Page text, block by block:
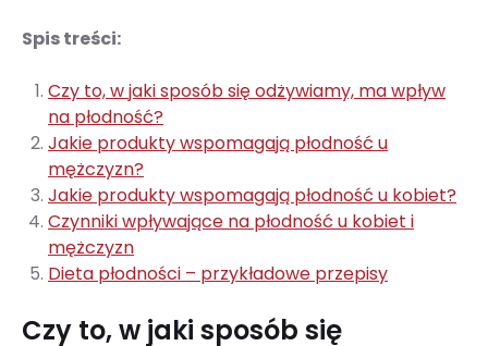
Spis treści:
Czy to, w jaki sposób się odżywiamy, ma wpływ
na płodność?
Jakie produkty wspomagają płodność u
mężczyzn?
Jakie produkty wspomagają płodność u kobiet?
Czynniki wpływające na płodność u kobiet i
mężczyzn
Dieta płodności – przykładowe przepisy
Czy to, w jaki sposób się